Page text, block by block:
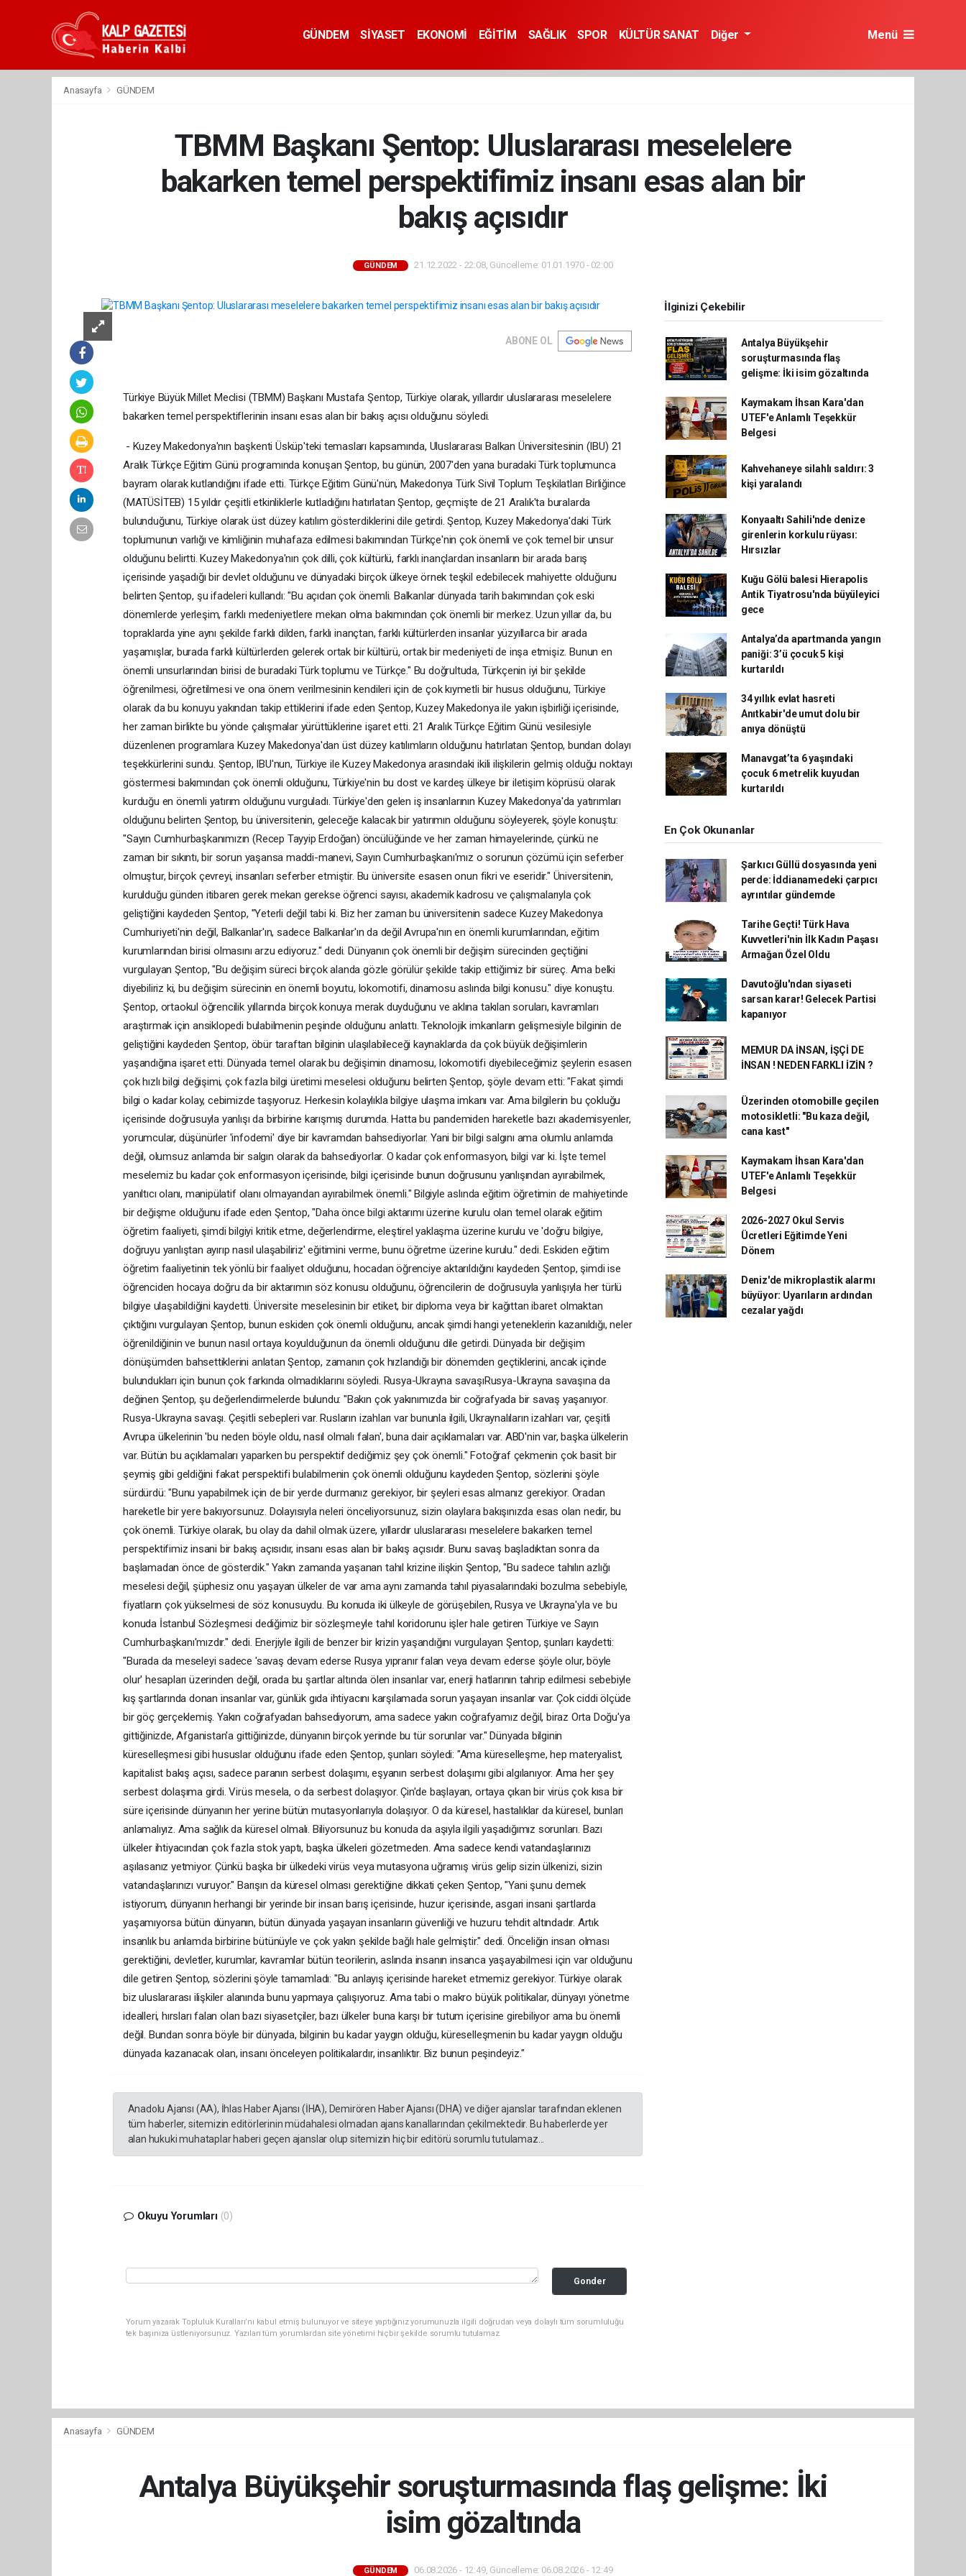
GÜNDEM SİYASET EKONOMİ EĞİTİM SAĞLIK SPOR KÜLTÜR SANAT Diğer Menü
Anasayfa GÜNDEM
TBMM Başkanı Şentop: Uluslararası meselelere
bakarken temel perspektifimiz insanı esas alan bir
bakış açısıdır
GÜNDEM 21.12.2022 - 22:08, Güncelleme: 01.01.1970 - 02:00
ABONE OL
Türkiye Büyük Millet Meclisi (TBMM) Başkanı Mustafa Şentop, Türkiye olarak, yıllardır uluslararası meselelere
bakarken temel perspektiflerinin insanı esas alan bir bakış açısı olduğunu söyledi.
- Kuzey Makedonya'nın başkenti Üsküp'teki temasları kapsamında, Uluslararası Balkan Üniversitesinin (IBU) 21
Aralık Türkçe Eğitim Günü programında konuşan Şentop, bu günün, 2007'den yana buradaki Türk toplumunca
bayram olarak kutlandığını ifade etti. Türkçe Eğitim Günü'nün, Makedonya Türk Sivil Toplum Teşkilatları Birliğince
(MATÜSİTEB) 15 yıldır çeşitli etkinliklerle kutladığını hatırlatan Şentop, geçmişte de 21 Aralık'ta buralarda
bulunduğunu, Türkiye olarak üst düzey katılım gösterdiklerini dile getirdi. Şentop, Kuzey Makedonya'daki Türk
toplumunun varlığı ve kimliğinin muhafaza edilmesi bakımından Türkçe'nin çok önemli ve çok temel bir unsur
olduğunu belirtti. Kuzey Makedonya'nın çok dilli, çok kültürlü, farklı inançlardan insanların bir arada barış
içerisinde yaşadığı bir devlet olduğunu ve dünyadaki birçok ülkeye örnek teşkil edebilecek mahiyette olduğunu
belirten Şentop, şu ifadeleri kullandı: "Bu açıdan çok önemli. Balkanlar dünyada tarih bakımından çok eski
dönemlerde yerleşim, farklı medeniyetlere mekan olma bakımından çok önemli bir merkez. Uzun yıllar da, bu
topraklarda yine aynı şekilde farklı dilden, farklı inançtan, farklı kültürlerden insanlar yüzyıllarca bir arada
yaşamışlar, burada farklı kültürlerden gelerek ortak bir kültürü, ortak bir medeniyeti de inşa etmişiz. Bunun en
önemli unsurlarından birisi de buradaki Türk toplumu ve Türkçe." Bu doğrultuda, Türkçenin iyi bir şekilde
öğrenilmesi, öğretilmesi ve ona önem verilmesinin kendileri için de çok kıymetli bir husus olduğunu, Türkiye
olarak da bu konuyu yakından takip ettiklerini ifade eden Şentop, Kuzey Makedonya ile yakın işbirliği içerisinde,
her zaman birlikte bu yönde çalışmalar yürüttüklerine işaret etti. 21 Aralık Türkçe Eğitim Günü vesilesiyle
düzenlenen programlara Kuzey Makedonya'dan üst düzey katılımların olduğunu hatırlatan Şentop, bundan dolayı
teşekkürlerini sundu. Şentop, IBU'nun, Türkiye ile Kuzey Makedonya arasındaki ikili ilişkilerin gelmiş olduğu noktayı
göstermesi bakımından çok önemli olduğunu, Türkiye'nin bu dost ve kardeş ülkeye bir iletişim köprüsü olarak
kurduğu en önemli yatırım olduğunu vurguladı. Türkiye'den gelen iş insanlarının Kuzey Makedonya'da yatırımları
olduğunu belirten Şentop, bu üniversitenin, geleceğe kalacak bir yatırımın olduğunu söyleyerek, şöyle konuştu:
"Sayın Cumhurbaşkanımızın (Recep Tayyip Erdoğan) öncülüğünde ve her zaman himayelerinde, çünkü ne
zaman bir sıkıntı, bir sorun yaşansa maddi-manevi, Sayın Cumhurbaşkanı'mız o sorunun çözümü için seferber
olmuştur, birçok çevreyi, insanları seferber etmiştir. Bu üniversite esasen onun fikri ve eseridir." Üniversitenin,
kurulduğu günden itibaren gerek mekan gerekse öğrenci sayısı, akademik kadrosu ve çalışmalarıyla çok
geliştiğini kaydeden Şentop, "Yeterli değil tabi ki. Biz her zaman bu üniversitenin sadece Kuzey Makedonya
Cumhuriyeti'nin değil, Balkanlar'ın, sadece Balkanlar'ın da değil Avrupa'nın en önemli kurumlarından, eğitim
kurumlarından birisi olmasını arzu ediyoruz." dedi. Dünyanın çok önemli bir değişim sürecinden geçtiğini
vurgulayan Şentop, "Bu değişim süreci birçok alanda gözle görülür şekilde takip ettiğimiz bir süreç. Ama belki
diyebiliriz ki, bu değişim sürecinin en önemli boyutu, lokomotifi, dinamosu aslında bilgi konusu." diye konuştu.
Şentop, ortaokul öğrencilik yıllarında birçok konuya merak duyduğunu ve aklına takılan soruları, kavramları
araştırmak için ansiklopedi bulabilmenin peşinde olduğunu anlattı. Teknolojik imkanların gelişmesiyle bilginin de
geliştiğini kaydeden Şentop, öbür taraftan bilginin ulaşılabileceği kaynaklarda da çok büyük değişimlerin
yaşandığına işaret etti. Dünyada temel olarak bu değişimin dinamosu, lokomotifi diyebileceğimiz şeylerin esasen
çok hızlı bilgi değişimi, çok fazla bilgi üretimi meselesi olduğunu belirten Şentop, şöyle devam etti: "Fakat şimdi
bilgi o kadar kolay, cebimizde taşıyoruz. Herkesin kolaylıkla bilgiye ulaşma imkanı var. Ama bilgilerin bu çokluğu
içerisinde doğrusuyla yanlışı da birbirine karışmış durumda. Hatta bu pandemiden hareketle bazı akademisyenler,
yorumcular, düşünürler 'infodemi' diye bir kavramdan bahsediyorlar. Yani bir bilgi salgını ama olumlu anlamda
değil, olumsuz anlamda bir salgın olarak da bahsediyorlar. O kadar çok enformasyon, bilgi var ki. İşte temel
meselemiz bu kadar çok enformasyon içerisinde, bilgi içerisinde bunun doğrusunu yanlışından ayırabilmek,
yanıltıcı olanı, manipülatif olanı olmayandan ayırabilmek önemli." Bilgiyle aslında eğitim öğretimin de mahiyetinde
bir değişme olduğunu ifade eden Şentop, "Daha önce bilgi aktarımı üzerine kurulu olan temel olarak eğitim
öğretim faaliyeti, şimdi bilgiyi kritik etme, değerlendirme, eleştirel yaklaşma üzerine kurulu ve 'doğru bilgiye,
doğruyu yanlıştan ayırıp nasıl ulaşabiliriz' eğitimini verme, bunu öğretme üzerine kurulu." dedi. Eskiden eğitim
öğretim faaliyetinin tek yönlü bir faaliyet olduğunu, hocadan öğrenciye aktarıldığını kaydeden Şentop, şimdi ise
öğrenciden hocaya doğru da bir aktarımın söz konusu olduğunu, öğrencilerin de doğrusuyla yanlışıyla her türlü
bilgiye ulaşabildiğini kaydetti. Üniversite meselesinin bir etiket, bir diploma veya bir kağıttan ibaret olmaktan
çıktığını vurgulayan Şentop, bunun eskiden çok önemli olduğunu, ancak şimdi hangi yeteneklerin kazanıldığı, neler
öğrenildiğinin ve bunun nasıl ortaya koyulduğunun da önemli olduğunu dile getirdi. Dünyada bir değişim
dönüşümden bahsettiklerini anlatan Şentop, zamanın çok hızlandığı bir dönemden geçtiklerini, ancak içinde
bulundukları için bunun çok farkında olmadıklarını söyledi. Rusya-Ukrayna savaşıRusya-Ukrayna savaşına da
değinen Şentop, şu değerlendirmelerde bulundu: "Bakın çok yakınımızda bir coğrafyada bir savaş yaşanıyor.
Rusya-Ukrayna savaşı. Çeşitli sebepleri var. Rusların izahları var bununla ilgili, Ukraynalıların izahları var, çeşitli
Avrupa ülkelerinin 'bu neden böyle oldu, nasıl olmalı falan', buna dair açıklamaları var. ABD'nin var, başka ülkelerin
var. Bütün bu açıklamaları yaparken bu perspektif dediğimiz şey çok önemli." Fotoğraf çekmenin çok basit bir
şeymiş gibi geldiğini fakat perspektifi bulabilmenin çok önemli olduğunu kaydeden Şentop, sözlerini şöyle
sürdürdü: "Bunu yapabilmek için de bir yerde durmanız gerekiyor, bir şeyleri esas almanız gerekiyor. Oradan
hareketle bir yere bakıyorsunuz. Dolayısıyla neleri önceliyorsunuz, sizin olaylara bakışınızda esas olan nedir, bu
çok önemli. Türkiye olarak, bu olay da dahil olmak üzere, yıllardır uluslararası meselelere bakarken temel
perspektifimiz insani bir bakış açısıdır, insanı esas alan bir bakış açısıdır. Bunu savaş başladıktan sonra da
başlamadan önce de gösterdik." Yakın zamanda yaşanan tahıl krizine ilişkin Şentop, "Bu sadece tahılın azlığı
meselesi değil, şüphesiz onu yaşayan ülkeler de var ama aynı zamanda tahıl piyasalarındaki bozulma sebebiyle,
fiyatların çok yükselmesi de söz konusuydu. Bu konuda iki ülkeyle de görüşebilen, Rusya ve Ukrayna'yla ve bu
konuda İstanbul Sözleşmesi dediğimiz bir sözleşmeyle tahıl koridorunu işler hale getiren Türkiye ve Sayın
Cumhurbaşkanı'mızdır." dedi. Enerjiyle ilgili de benzer bir krizin yaşandığını vurgulayan Şentop, şunları kaydetti:
"Burada da meseleyi sadece 'savaş devam ederse Rusya yıpranır falan veya devam ederse şöyle olur, böyle
olur' hesapları üzerinden değil, orada bu şartlar altında ölen insanlar var, enerji hatlarının tahrip edilmesi sebebiyle
kış şartlarında donan insanlar var, günlük gıda ihtiyacını karşılamada sorun yaşayan insanlar var. Çok ciddi ölçüde
bir göç gerçeklemiş. Yakın coğrafyadan bahsediyorum, ama sadece yakın coğrafyamız değil, biraz Orta Doğu'ya
gittiğinizde, Afganistan'a gittiğinizde, dünyanın birçok yerinde bu tür sorunlar var." Dünyada bilginin
küreselleşmesi gibi hususlar olduğunu ifade eden Şentop, şunları söyledi: "Ama küreselleşme, hep materyalist,
kapitalist bakış açısı, sadece paranın serbest dolaşımı, eşyanın serbest dolaşımı gibi algılanıyor. Ama her şey
serbest dolaşıma girdi. Virüs mesela, o da serbest dolaşıyor. Çin'de başlayan, ortaya çıkan bir virüs çok kısa bir
süre içerisinde dünyanın her yerine bütün mutasyonlarıyla dolaşıyor. O da küresel, hastalıklar da küresel, bunları
anlamalıyız. Ama sağlık da küresel olmalı. Biliyorsunuz bu konuda da aşıyla ilgili yaşadığımız sorunları. Bazı
ülkeler ihtiyacından çok fazla stok yaptı, başka ülkeleri gözetmeden. Ama sadece kendi vatandaşlarınızı
aşılasanız yetmiyor. Çünkü başka bir ülkedeki virüs veya mutasyona uğramış virüs gelip sizin ülkenizi, sizin
vatandaşlarınızı vuruyor." Barışın da küresel olması gerektiğine dikkati çeken Şentop, "Yani şunu demek
istiyorum, dünyanın herhangi bir yerinde bir insan barış içerisinde, huzur içerisinde, asgari insani şartlarda
yaşamıyorsa bütün dünyanın, bütün dünyada yaşayan insanların güvenliği ve huzuru tehdit altındadır. Artık
insanlık bu anlamda birbirine bütünüyle ve çok yakın şekilde bağlı hale gelmiştir." dedi. Önceliğin insan olması
gerektiğini, devletler, kurumlar, kavramlar bütün teorilerin, aslında insanın insanca yaşayabilmesi için var olduğunu
dile getiren Şentop, sözlerini şöyle tamamladı: "Bu anlayış içerisinde hareket etmemiz gerekiyor. Türkiye olarak
biz uluslararası ilişkiler alanında bunu yapmaya çalışıyoruz. Ama tabi o makro büyük politikalar, dünyayı yönetme
idealleri, hırsları falan olan bazı siyasetçiler, bazı ülkeler buna karşı bir tutum içerisine girebiliyor ama bu önemli
değil. Bundan sonra böyle bir dünyada, bilginin bu kadar yaygın olduğu, küreselleşmenin bu kadar yaygın olduğu
dünyada kazanacak olan, insanı önceleyen politikalardır, insanlıktır. Biz bunun peşindeyiz."
Anadolu Ajansı (AA), İhlas Haber Ajansı (İHA), Demirören Haber Ajansı (DHA) ve diğer ajanslar tarafından eklenen
tüm haberler, sitemizin editörlerinin müdahalesi olmadan ajans kanallarından çekilmektedir. Bu haberlerde yer
alan hukuki muhataplar haberi geçen ajanslar olup sitemizin hiç bir editörü sorumlu tutulamaz...
Okuyu Yorumları (0)
Gonder
Yorum yazarak Topluluk Kuralları’nı kabul etmiş bulunuyor ve siteye yaptığınız yorumunuzla ilgili doğrudan veya dolaylı tüm sorumluluğu
tek başınıza üstleniyorsunuz. Yazılan tüm yorumlardan site yönetimi hiçbir şekilde sorumlu tutulamaz.
İlginizi Çekebilir
Antalya Büyükşehir
soruşturmasında flaş
gelişme: İki isim gözaltında
Kaymakam İhsan Kara'dan
UTEF'e Anlamlı Teşekkür
Belgesi
Kahvehaneye silahlı saldırı: 3
kişi yaralandı
Konyaaltı Sahili'nde denize
girenlerin korkulu rüyası:
Hırsızlar
Kuğu Gölü balesi Hierapolis
Antik Tiyatrosu'nda büyüleyici
gece
Antalya’da apartmanda yangın
paniği: 3’ü çocuk 5 kişi
kurtarıldı
34 yıllık evlat hasreti
Anıtkabir'de umut dolu bir
anıya dönüştü
Manavgat’ta 6 yaşındaki
çocuk 6 metrelik kuyudan
kurtarıldı
En Çok Okunanlar
Şarkıcı Güllü dosyasında yeni
perde: İddianamedeki çarpıcı
ayrıntılar gündemde
Tarihe Geçti! Türk Hava
Kuvvetleri'nin İlk Kadın Paşası
Armağan Özel Oldu
Davutoğlu'ndan siyaseti
sarsan karar! Gelecek Partisi
kapanıyor
MEMUR DA İNSAN, İŞÇİ DE
İNSAN ! NEDEN FARKLI İZİN ?
Üzerinden otomobille geçilen
motosikletli: "Bu kaza değil,
cana kast"
Kaymakam İhsan Kara'dan
UTEF'e Anlamlı Teşekkür
Belgesi
2026-2027 Okul Servis
Ücretleri Eğitimde Yeni
Dönem
Deniz'de mikroplastik alarmı
büyüyor: Uyarıların ardından
cezalar yağdı
Anasayfa GÜNDEM
Antalya Büyükşehir soruşturmasında flaş gelişme: İki
isim gözaltında
GÜNDEM 06.08.2026 - 12:49, Güncelleme: 06.08.2026 - 12:49